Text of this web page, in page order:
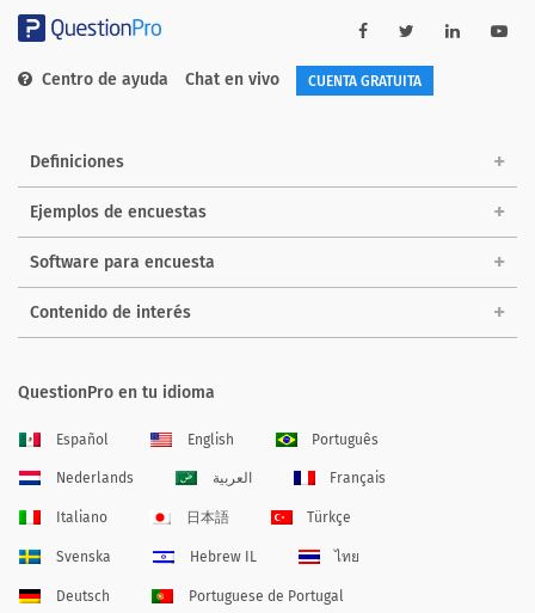
Centro de ayuda Chat en vivo CUENTA GRATUITA
Definiciones
Ejemplos de encuestas
Software para encuesta
Contenido de interés
QuestionPro en tu idioma
Español English Português
Nederlands العربية Français
Italiano 日本語 Türkçe
Svenska Hebrew IL ไทย
Deutsch Portuguese de Portugal